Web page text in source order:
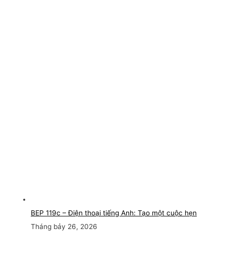
BEP 119c – Điện thoại tiếng Anh: Tạo một cuộc hẹn
Tháng bảy 26, 2026